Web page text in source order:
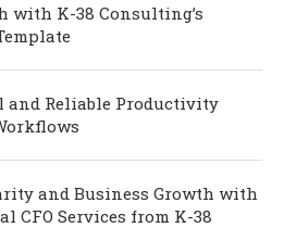
with K-38 Consulting’s
and Reliable Productivity
and Business Growth with
CFO Services from K-38